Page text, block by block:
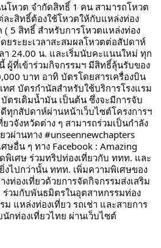
โหวต จำกัดสิทธิ์ 1 คน สามารถโหวต
ะสิทธิ์ต้องใช้โหวตให้กับแหล่งท่อง
( 5 สิทธิ์ สำหรับการโหวตแหล่งท่อง
ยระยะเวลาสะสมผลโหวตต่อสัปดาห์
า 24.00 น. และเริ่มนับคะแนนใหม่ ทุก
ผู้ที่เข้าร่วมกิจกรรมฯ มีสิทธิ์ลุ้นรับของ
บาท อาทิ บัตรโดยสารเครื่องบิน
ทศ บัตรกำนัลสำหรับใช้บริการโรงแรม
ตรเติมน้ำมัน เป็นต้น ซึ่งจะมีการจับ
ทุกสัปดาห์ผ่านหน้าเว็บไซต์โครงการฯ
วจังหวัดต่าง ๆ สามารถร่วมเป็นกำลัง
วผ่านทาง #unseennewchapters
ษอื่น ๆ ทาง Facebook : Amazing
พิเศษ ร่วมทริปท่องเที่ยวกับ ททท. และ
งไปกว่านั้น ททท. เพิ่มความพิเศษของ
ท่องเที่ยวด้วยการจัดกิจกรรมส่งเสริม
ร่วมกับพันธมิตรในอุตสาหกรรมท่อง
ม แหล่งท่องเที่ยว รถเช่า และสายการ
กท่องเที่ยวไทย ผ่านเว็บไซต์